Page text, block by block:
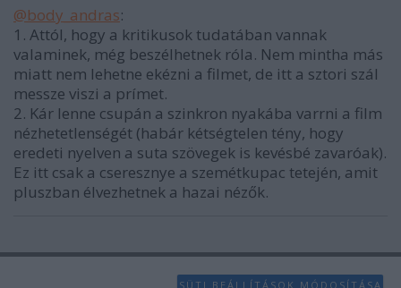
@body_andras:
1. Attól, hogy a kritikusok tudatában vannak
valaminek, még beszélhetnek róla. Nem mintha más
miatt nem lehetne ekézni a filmet, de itt a sztori szál
messze viszi a prímet.
2. Kár lenne csupán a szinkron nyakába varrni a film
nézhetetlenségét (habár kétségtelen tény, hogy
eredeti nyelven a suta szövegek is kevésbé zavaróak).
Ez itt csak a cseresznye a szemétkupac tetején, amit
pluszban élvezhetnek a hazai nézők.
SÜTI BEÁLLÍTÁSOK MÓDOSÍTÁSA